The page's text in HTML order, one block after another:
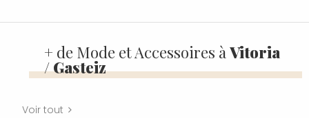
+ de Mode et Accessoires àVitoria
/ Gasteiz
Voir tout